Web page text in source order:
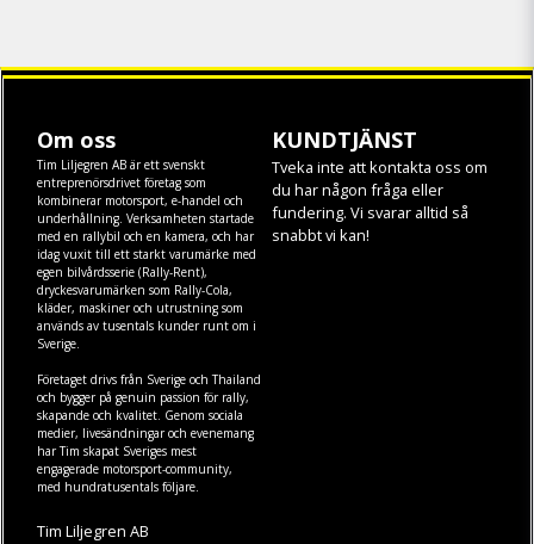
Om oss
Tim Liljegren AB är ett svenskt
entreprenörsdrivet företag som
kombinerar motorsport, e-handel och
underhållning. Verksamheten startade
med en rallybil och en kamera, och har
idag vuxit till ett starkt varumärke med
egen bilvårdsserie (Rally-Rent),
dryckesvarumärken som Rally-Cola,
kläder, maskineroch utrustning som
används av tusentals kunder runt om i
Sverige.
Företaget drivs från Sverige och Thailand
och bygger på genuin passion för rally,
skapande och kvalitet. Genom sociala
medier, livesändningar och evenemang
har Tim skapat Sveriges mest
engagerade motorsport-community,
med hundratusentals följare.
Tim Liljegren AB
KUNDTJÄNST
Tveka inte att kontakta oss om
du har någon fråga eller
fundering. Vi svarar alltid så
snabbt vi kan!